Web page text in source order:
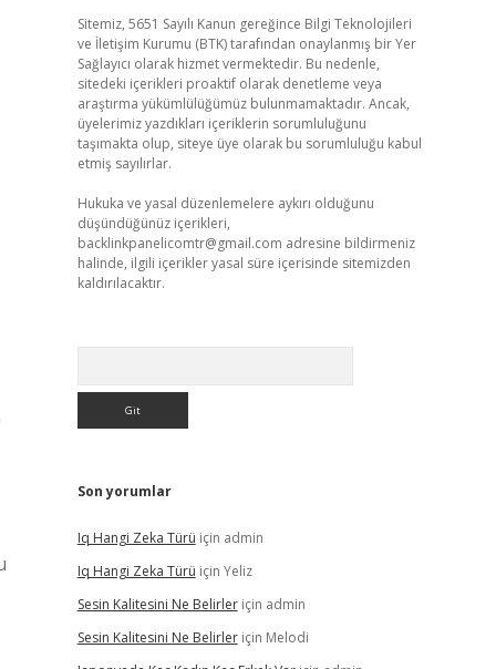
Sitemiz, 5651 Sayılı Kanun gereğince Bilgi Teknolojileri
ve İletişim Kurumu (BTK) tarafından onaylanmış bir Yer
Sağlayıcı olarak hizmet vermektedir. Bu nedenle,
sitedeki içerikleri proaktif olarak denetleme veya
araştırma yükümlülüğümüz bulunmamaktadır. Ancak,
üyelerimiz yazdıkları içeriklerin sorumluluğunu
taşımakta olup, siteye üye olarak bu sorumluluğu kabul
etmiş sayılırlar.
Hukuka ve yasal düzenlemelere aykırı olduğunu
düşündüğünüz içerikleri,
backlinkpanelicomtr@gmail.com adresine bildirmeniz
halinde, ilgili içerikler yasal süre içerisinde sitemizden
kaldırılacaktır.
Son yorumlar
Iq Hangi Zeka Türü için admin
Iq Hangi Zeka Türü için Yeliz
Sesin Kalitesini Ne Belirleriçin admin
Sesin Kalitesini Ne Belirleriçin Melodi